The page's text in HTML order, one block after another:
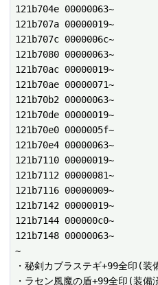
121b704e 00000063~
121b707a 00000019~
121b707c 0000006c~
121b7080 00000063~
121b70ac 00000019~
121b70ae 00000071~
121b70b2 00000063~
121b70de 00000019~
121b70e0 0000005f~
121b70e4 00000063~
121b7110 00000019~
121b7112 00000081~
121b7116 00000009~
121b7142 00000019~
121b7144 000000c0~
121b7148 00000063~
~
・秘剣カブラステギ+99全印(装
・ラセン風魔の盾+99全印(装備